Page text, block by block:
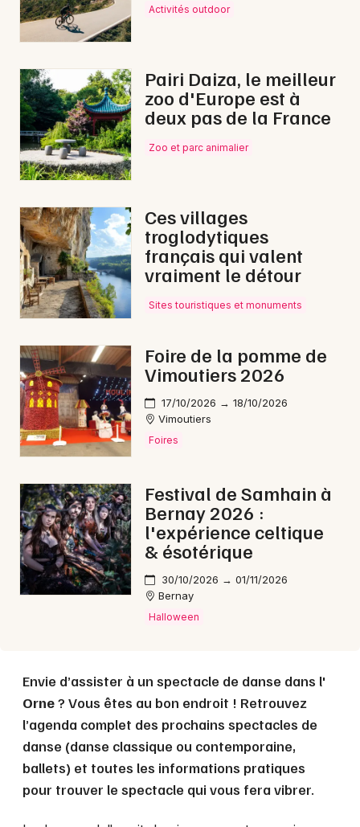
61 - Orne
Choisir mes départements
Je m'abonne
Activités outdoor
Pairi Daiza, le meilleur
zoo d'Europe est à
deux pas de la France
Zoo et parc animalier
Ces villages
troglodytiques
français qui valent
vraiment le détour
Sites touristiques et monuments
Foire de la pomme de
Vimoutiers 2026
17/10/2026 → 18/10/2026
Vimoutiers
Foires
Festival de Samhain à
Bernay 2026 :
l'expérience celtique
& ésotérique
30/10/2026 → 01/11/2026
Bernay
Halloween
Envie d’assister à un spectacle de danse dans l'
Orne? Vous êtes au bon endroit ! Retrouvez
l’agenda complet des prochains spectacles de
danse (danse classique ou contemporaine,
ballets) et toutes les informations pratiques
pour trouver le spectacle qui vous fera vibrer.